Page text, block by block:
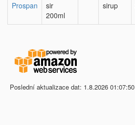
Prospan
sir
200ml
sirup
Poslední aktualizace dat: 1.8.2026 01:07:50